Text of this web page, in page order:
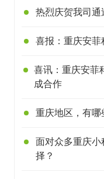
热烈庆贺我司通
喜报：重庆安
喜讯：重庆安菲
成合作
重庆地区，有哪
面对众多重庆
择？